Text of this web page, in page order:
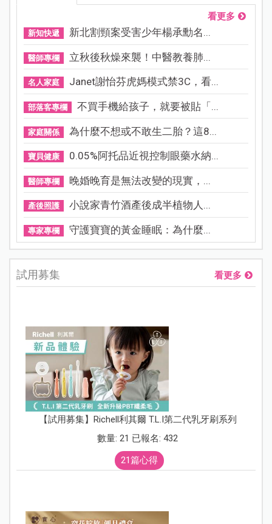
看更多
新知快遞 新北割頸案受害少年楊承勳名...
醫師專欄 立秋後秋燥來襲！中醫教養肺...
名人家庭 Janet謝怡芬虎媽模式禁3C，看...
部落客專欄 不買手機給孩子，就要被貼「...
家庭關係 為什麼不想或不敢生二胎？這8...
寶貝健康 0.05%阿托品近視控制眼藥水納...
醫師專欄 晚婚晚育是無法改變的現實，...
產後照護 小說家青竹酒產後成半植物人...
專家專欄 守護寶寶的黃金睡眠：為什麼...
試用募集 看更多
【試用募集】Richell利其爾 T.L.I第二代乳牙刷系列
數量: 21 已報名: 432
21篇心得